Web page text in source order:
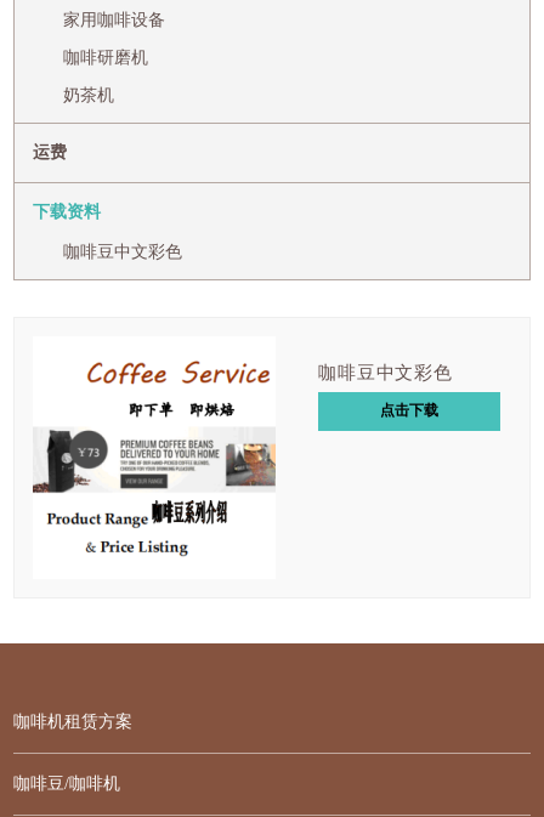
家用咖啡设备
咖啡研磨机
奶茶机
运费
下载资料
咖啡豆中文彩色
咖啡豆中文彩色
点击下载
咖啡机租赁方案
咖啡豆/咖啡机